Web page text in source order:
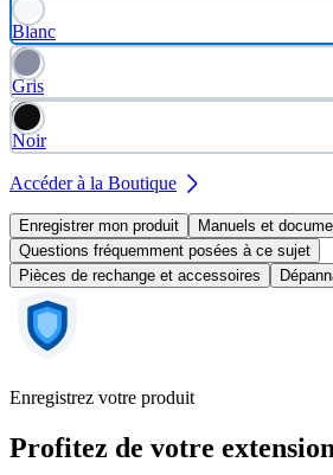
Blanc
Gris
Noir
Accéder à la Boutique
Enregistrer mon produit
Manuels et
Questions fréquemment posées à ce sujet
Pièces de rechange et accessoires
Enregistrez votre produit
Profitez de votre